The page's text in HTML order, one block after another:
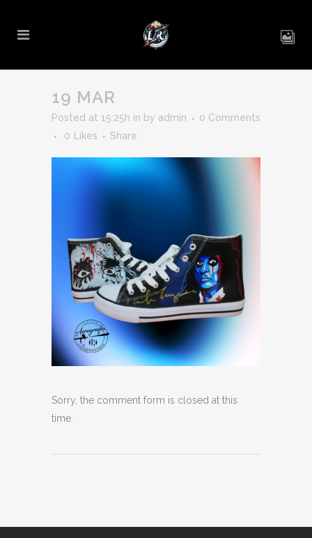
19 MAR
Posted at 15:25h in by admin
0 Comments
0
Likes Share
Sorry, the comment form is closed at this
time.